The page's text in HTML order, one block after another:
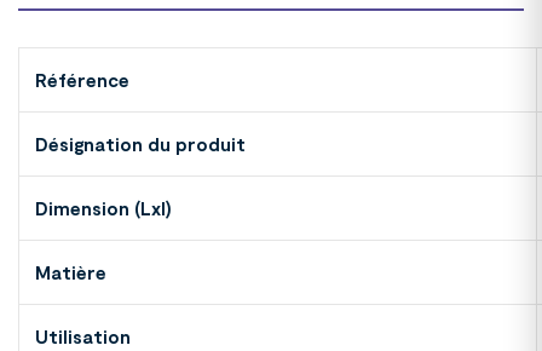
Référence
Désignation du produit
Dimension (Lxl)
Matière
Utilisation